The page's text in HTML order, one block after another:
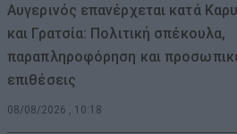
Αυγερινός επανέρχεται κατά
και Γρατσία: Πολιτική σπέκουλα,
παραπληροφόρηση και
επιθέσεις
08/08/2026 , 10:18